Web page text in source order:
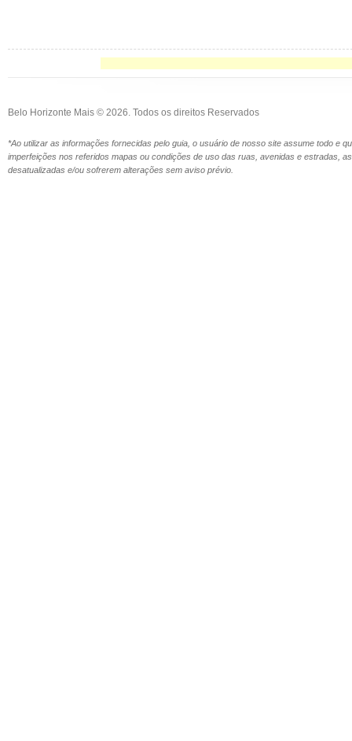
Belo Horizonte Mais © 2026. Todos os direitos Reservados
*Ao utilizar as informações fornecidas pelo guia, o usuário de nosso site assume todo e
imperfeições nos referidos mapas ou condições de uso das ruas, avenidas e estradas,
desatualizadas e/ou sofrerem alterações sem aviso prévio.